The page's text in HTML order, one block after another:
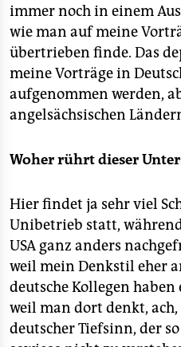
immer noch in einem
wie man auf meine
übertrieben finde. Das
meine Vorträge in
aufgenommen werden,
angelsächsischen
Woher rührt dieser
Hier findet ja sehr viel
Unibetrieb statt,
USA ganz anders
weil mein Denkstil eher
deutsche Kollegen
weil man dort denkt,
deutscher Tiefsinn, der